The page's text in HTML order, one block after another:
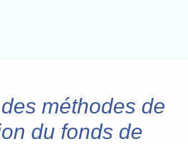
méthodes de
du fonds de